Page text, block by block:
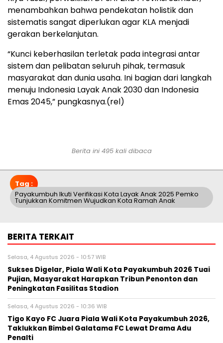
menambahkan bahwa pendekatan holistik dan
sistematis sangat diperlukan agar KLA menjadi
gerakan berkelanjutan.
“Kunci keberhasilan terletak pada integrasi antar
sistem dan pelibatan seluruh pihak, termasuk
masyarakat dan dunia usaha. Ini bagian dari langkah
menuju Indonesia Layak Anak 2030 dan Indonesia
Emas 2045,” pungkasnya.(rel)
Berita ini 495 kali dibaca
Tag :
Payakumbuh Ikuti Verifikasi Kota Layak Anak 2025 Pemko
Tunjukkan Komitmen Wujudkan Kota Ramah Anak
BERITA TERKAIT
Selasa, 4 Agustus 2026 - 10:57 WIB
Sukses Digelar, Piala Wali Kota Payakumbuh 2026 Tuai
Pujian, Masyarakat Harapkan Tribun Penonton dan
Peningkatan Fasilitas Stadion
Selasa, 4 Agustus 2026 - 10:36 WIB
Tigo Kayo FC Juara Piala Wali Kota Payakumbuh 2026,
Taklukkan Bimbel Galatama FC Lewat Drama Adu
Penalti